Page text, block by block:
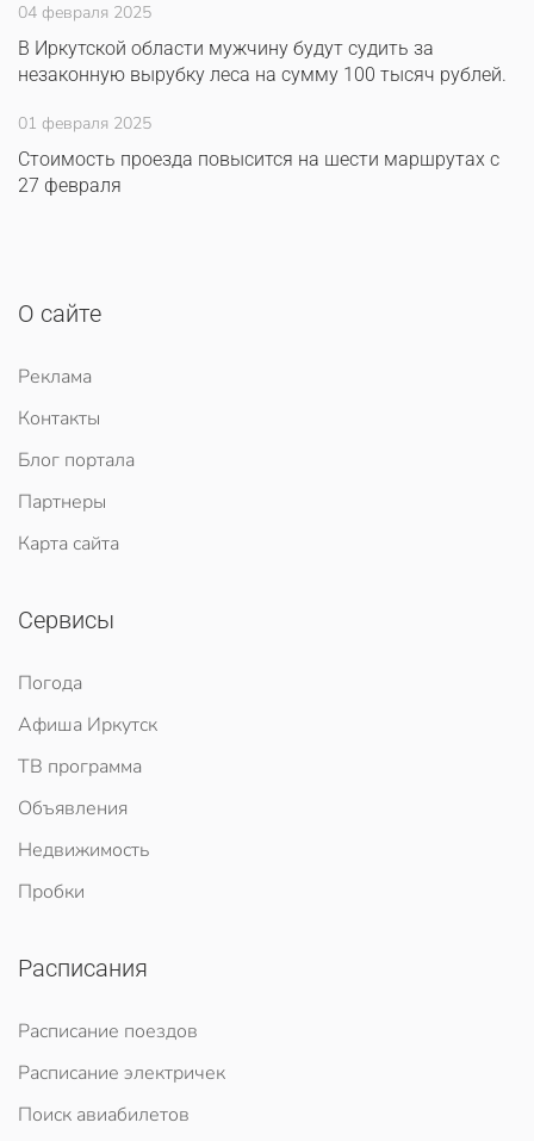
04 февраля 2025
В Иркутской области мужчину будут судить за
незаконную вырубку леса на сумму 100 тысяч рублей.
01 февраля 2025
Стоимость проезда повысится на шести маршрутах с
27 февраля
О сайте
Реклама
Контакты
Блог портала
Партнеры
Карта сайта
Сервисы
Погода
Афиша Иркутск
ТВ программа
Объявления
Недвижимость
Пробки
Расписания
Расписание поездов
Расписание электричек
Поиск авиабилетов